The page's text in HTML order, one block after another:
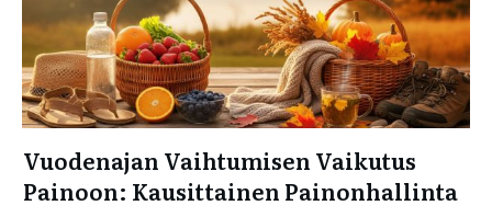
Vuodenajan Vaihtumisen Vaikutus
Painoon: Kausittainen Painonhallinta